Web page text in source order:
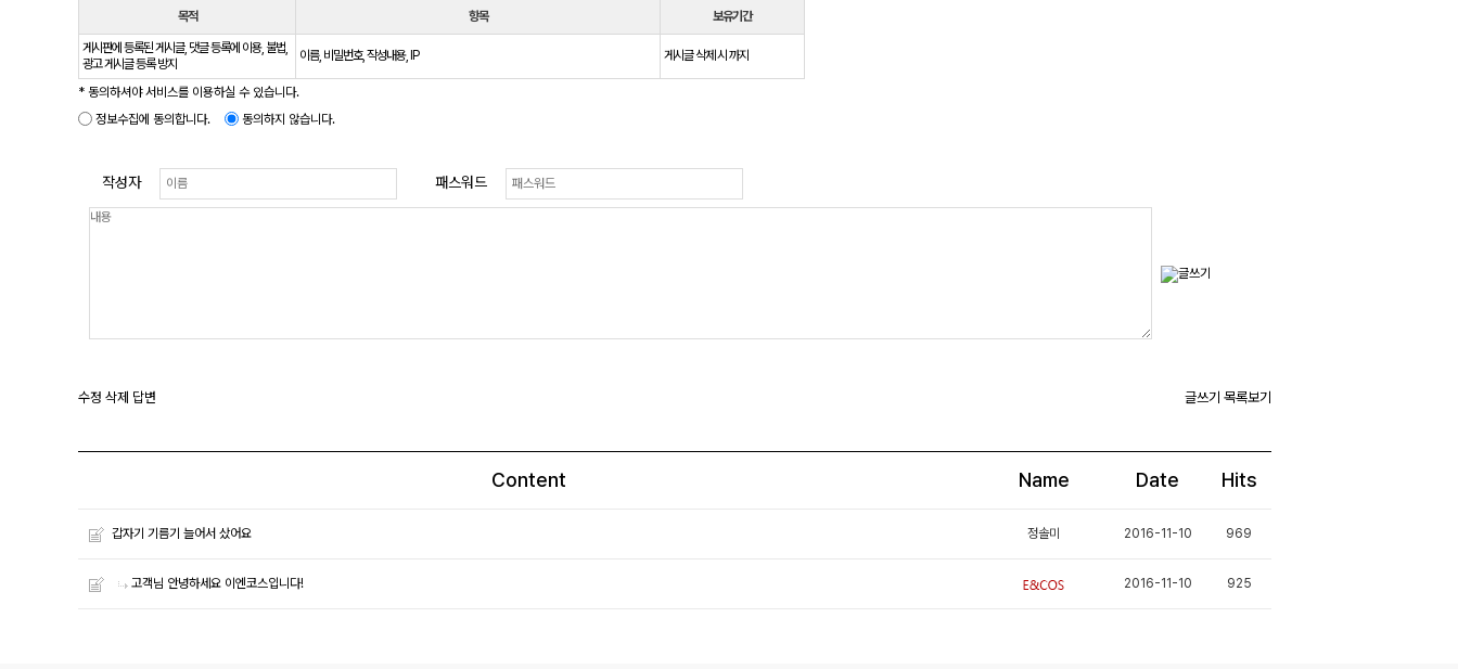
목적 항목 보유기간
게시판에 등록된 게시글, 댓글 등록에 이용, 불법,
광고 게시글 등록 방지
이름, 비밀번호, 작성내용, IP 게시글 삭제 시 까지
* 동의하셔야 서비스를 이용하실 수 있습니다.
정보수집에 동의합니다.
동의하지 않습니다.
작성자 패스워드
수정 삭제 답변 글쓰기 목록보기
Content Name Date Hits
갑자기 기름기 늘어서 샀어요 정솔미 2016-11-10 969
고객님 안녕하세요 이엔코스입니다! 2016-11-10 925